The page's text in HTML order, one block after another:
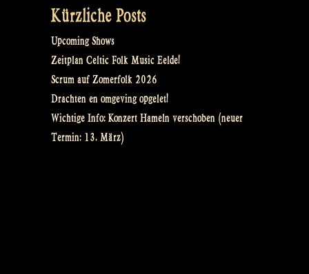
Kürzliche Posts
Upcoming Shows
Zeitplan Celtic Folk Music Eelde!
Scrum auf Zomerfolk 2026
Drachten en omgeving opgelet!
Wichtige Info: Konzert Hameln verschoben (neuer
Termin: 13. März)